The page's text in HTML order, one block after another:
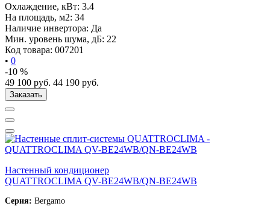
Охлаждение, кВт: 3.4
На площадь, м2: 34
Наличие инвертора: Да
Мин. уровень шума, дБ: 22
Код товара: 007201
• 0
-10 %
49 100 руб. 44 190 руб.
Заказать
Настенный кондиционер
QUATTROCLIMA QV-BE24WB/QN-BE24WB
Серия: Bergamo